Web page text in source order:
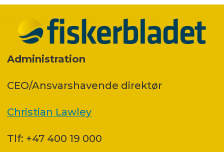
Administration
CEO/Ansvarshavende direktør
Christian Lawley
Tlf: +47 400 19 000